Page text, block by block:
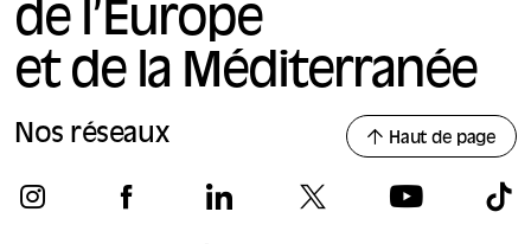
ses jurés, les citoyens.
de l’Europe
et de la Méditerranée
Nos réseaux Haut de page